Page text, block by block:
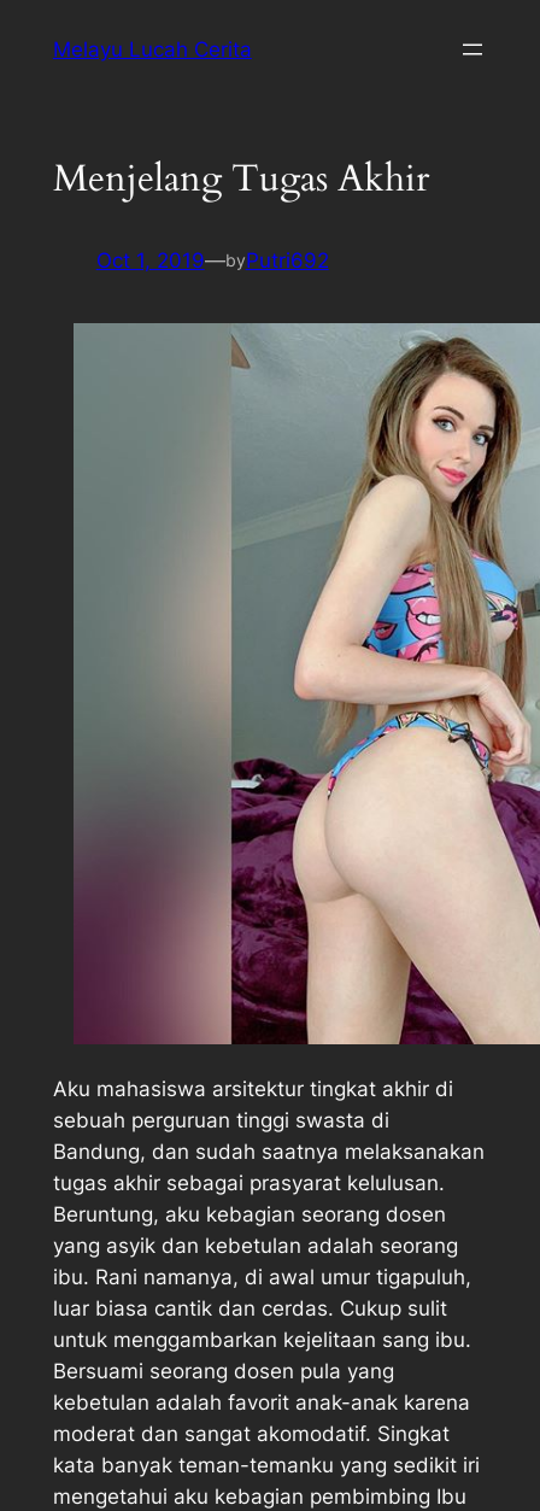
Melayu Lucah Cerita
Menjelang Tugas Akhir
Oct 1, 2019—byPutri692
Aku mahasiswa arsitektur tingkat akhir di
sebuah perguruan tinggi swasta di
Bandung, dan sudah saatnya melaksanakan
tugas akhir sebagai prasyarat kelulusan.
Beruntung, aku kebagian seorang dosen
yang asyik dan kebetulan adalah seorang
ibu. Rani namanya, di awal umur tigapuluh,
luar biasa cantik dan cerdas. Cukup sulit
untuk menggambarkan kejelitaan sang ibu.
Bersuami seorang dosen pula yang
kebetulan adalah favorit anak-anak karena
moderat dan sangat akomodatif. Singkat
kata banyak teman-temanku yang sedikit iri
mengetahui aku kebagian pembimbing Ibu